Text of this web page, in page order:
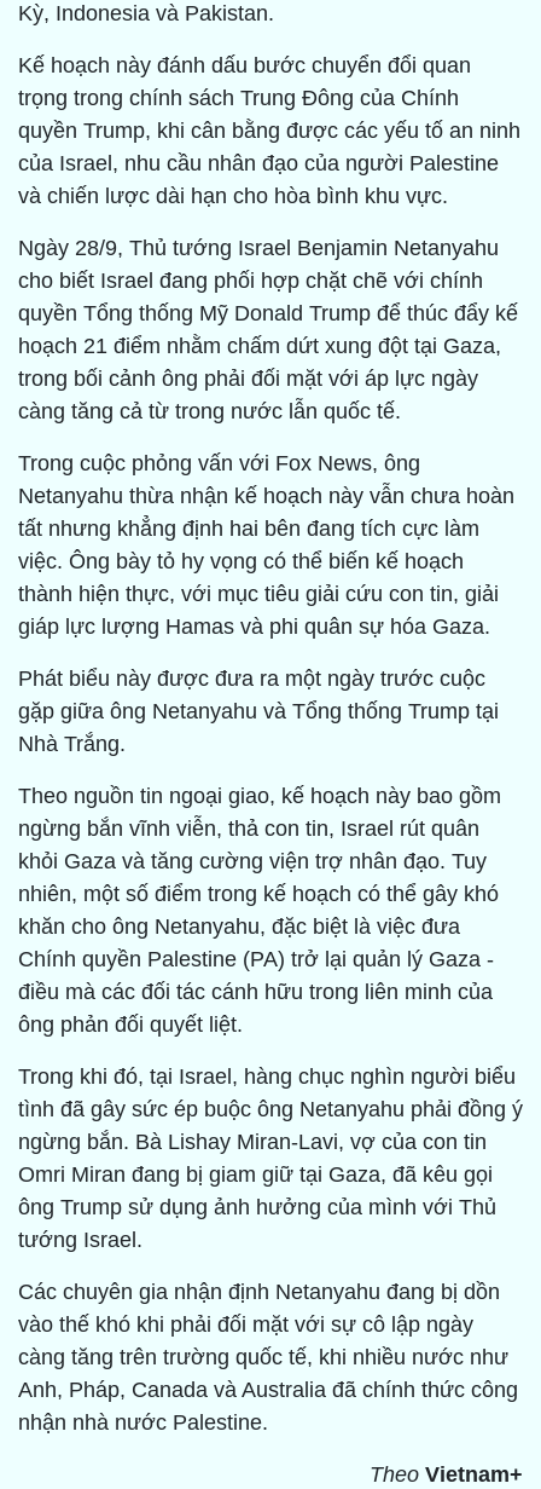
Kỳ, Indonesia và Pakistan.
Kế hoạch này đánh dấu bước chuyển đổi quan
trọng trong chính sách Trung Đông của Chính
quyền Trump, khi cân bằng được các yếu tố an ninh
của Israel, nhu cầu nhân đạo của người Palestine
và chiến lược dài hạn cho hòa bình khu vực.
Ngày 28/9, Thủ tướng Israel Benjamin Netanyahu
cho biết Israel đang phối hợp chặt chẽ với chính
quyền Tổng thống Mỹ Donald Trump để thúc đẩy kế
hoạch 21 điểm nhằm chấm dứt xung đột tại Gaza,
trong bối cảnh ông phải đối mặt với áp lực ngày
càng tăng cả từ trong nước lẫn quốc tế.
Trong cuộc phỏng vấn với Fox News, ông
Netanyahu thừa nhận kế hoạch này vẫn chưa hoàn
tất nhưng khẳng định hai bên đang tích cực làm
việc. Ông bày tỏ hy vọng có thể biến kế hoạch
thành hiện thực, với mục tiêu giải cứu con tin, giải
giáp lực lượng Hamas và phi quân sự hóa Gaza.
Phát biểu này được đưa ra một ngày trước cuộc
gặp giữa ông Netanyahu và Tổng thống Trump tại
Nhà Trắng.
Theo nguồn tin ngoại giao, kế hoạch này bao gồm
ngừng bắn vĩnh viễn, thả con tin, Israel rút quân
khỏi Gaza và tăng cường viện trợ nhân đạo. Tuy
nhiên, một số điểm trong kế hoạch có thể gây khó
khăn cho ông Netanyahu, đặc biệt là việc đưa
Chính quyền Palestine (PA) trở lại quản lý Gaza -
điều mà các đối tác cánh hữu trong liên minh của
ông phản đối quyết liệt.
Trong khi đó, tại Israel, hàng chục nghìn người biểu
tình đã gây sức ép buộc ông Netanyahu phải đồng ý
ngừng bắn. Bà Lishay Miran-Lavi, vợ của con tin
Omri Miran đang bị giam giữ tại Gaza, đã kêu gọi
ông Trump sử dụng ảnh hưởng của mình với Thủ
tướng Israel.
Các chuyên gia nhận định Netanyahu đang bị dồn
vào thế khó khi phải đối mặt với sự cô lập ngày
càng tăng trên trường quốc tế, khi nhiều nước như
Anh, Pháp, Canada và Australia đã chính thức công
nhận nhà nước Palestine.
Theo Vietnam+